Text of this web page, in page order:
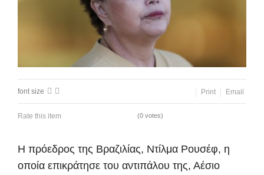
font size Print Email
Rate this item (0 votes)
Η πρόεδρος της Βραζιλίας, Ντίλμα Ρουσέφ, η
οποία επικράτησε του αντιπάλου της, Αέσιο